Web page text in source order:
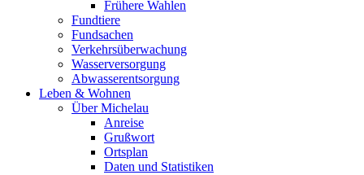
Frühere Wahlen
Fundtiere
Fundsachen
Verkehrsüberwachung
Wasserversorgung
Abwasserentsorgung
Leben & Wohnen
Über Michelau
Anreise
Grußwort
Ortsplan
Daten und Statistiken